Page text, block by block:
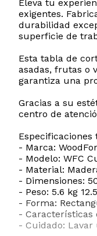
Eleva tu
exigentes.
durabilidad
superficie de
Esta tabla de
asadas, frutas o
garantiza una
Gracias a su
centro de
Especificaciones
- Marca:
- Modelo: WFC
- Material:
- Dimensiones:
- Peso: 5.6 kg
- Forma:
- Características
- Cuidado: